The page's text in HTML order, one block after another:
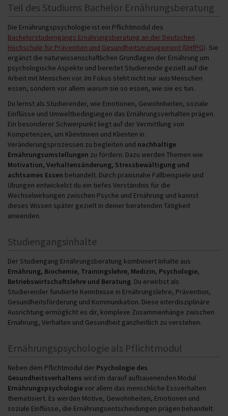
Teil des Studiums Bachelor Ernährungsberatung
Die Ernährungspsychologie ist ein Pflichtmodul des
Bachelorstudiengangs Ernährungsberatung an der Deutschen
Hochschule für Prävention und Gesundheitsmanagement (DHfPG). Sie
ergänzt die naturwissenschaftlichen Grundlagen der Ernährung um
psychologische Aspekte und bereitet Studierende gezielt auf die
Arbeit mit Menschen vor. Im Fokus steht nicht nur was Menschen
essen, sondern vor allem warum sie so essen, wie sie es tun.
Du lernst als Studierender, wie Emotionen, Gewohnheiten, soziale
Einflüsse und Umweltbedingungen das Ernährungsverhalten prägen.
Ein besonderer Schwerpunkt liegt auf der Vermittlung von
Kompetenzen, um Klientinnen und Klienten in
Veränderungsprozessen zu begleiten und nachhaltige
Ernährungsumstellungen zu fördern. Dazu werden Themen wie
Motivation, Verhaltensänderung, Stressbewältigung und
achtsames Essen behandelt. Durch praxisnahe Fallbeispiele und
Übungen entwickelst du ein tiefes Verständnis für die
Wechselwirkungen zwischen Psyche und Ernährung und kannst
dieses Wissen später gezielt in deiner beratenden Tätigkeit
anwenden.
Studiengangsinhalte
Der Studiengang Ernährungsberatung kombiniert Inhalte aus
Ernährung, Biochemie, Trainingslehre, Medizin, Psychologie,
Betriebswirtschaftslehre und Beratung. Du erwirbst als
Studierender fundierte Kenntnisse in Ernährungslehre, Prävention,
Gesundheitsförderung und Kommunikation. Diese interdisziplinäre
Ausrichtung ermöglicht es dir, komplexe Zusammenhänge zwischen
Ernährung, Verhalten und Gesundheit ganzheitlich zu verstehen.
Ernährungspsychologie als Pflichtmodul
Neben dem Pflichtmodul der Psychologie des
Gesundheitsverhaltens wird im darauf aufbauenenden Modul
Ernährungspsychologievor allem das menschliche Essverhalten
thematisiert. Es werden Motive, Gewohnheiten, Emotionen und
soziale Einflüsse, die Ernährungsentscheidungen prägen behandelt.